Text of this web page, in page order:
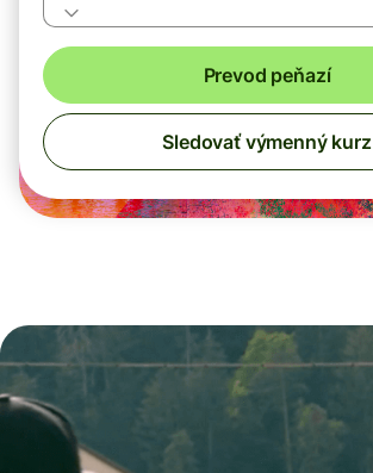
Prevod peňazí
Sledovať výmenný kurz